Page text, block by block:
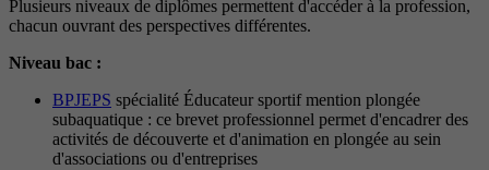
Plusieurs niveaux de diplômes permettent d'accéder à la profession,
chacun ouvrant des perspectives différentes.
Niveau bac :
BPJEPS spécialité Éducateur sportif mention plongée
subaquatique : ce brevet professionnel permet d'encadrer des
activités de découverte et d'animation en plongée au sein
d'associations ou d'entreprises